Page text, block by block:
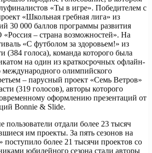
«Ты в игре». Победителем с
«Школьная гребная лига» из
30 000 баллов программы развития
– страна возможностей». На
«С футболом за здоровьем!» из
(384 голоса), команда которого была
на один из краткосрочных офлайн-
международного олимпийского
– парусный проект «Семь Ветров»
(319 голосов), авторы которого
оформлению презентаций от
Bonnie & Slide.
пользователи отдали более 23 тысяч
им проекты. За пять сезонов на
поступило более 21 тысячи проектов со
юбилейного сезона стали авторы